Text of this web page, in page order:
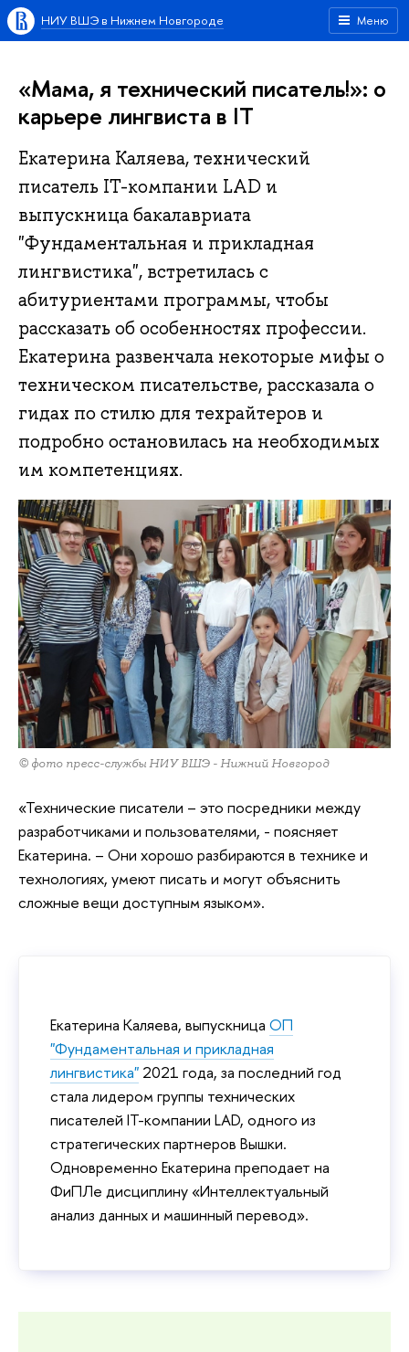
Меню
НИУ ВШЭ в Нижнем Новгороде
«Мама, я технический писатель!»: о
карьере лингвиста в IT
Екатерина Каляева, технический
писатель IT-компании LAD и
выпускница бакалавриата
"Фундаментальная и прикладная
лингвистика", встретилась с
абитуриентами программы, чтобы
рассказать об особенностях профессии.
Екатерина развенчала некоторые мифы о
техническом писательстве, рассказала о
гидах по стилю для техрайтеров и
подробно остановилась на необходимых
им компетенциях.
© фото пресс-службы НИУ ВШЭ - Нижний Новгород
«Технические писатели – это посредники между
разработчиками и пользователями, - поясняет
Екатерина. – Они хорошо разбираются в технике и
технологиях, умеют писать и могут объяснить
сложные вещи доступным языком».
Екатерина Каляева, выпускница ОП
"Фундаментальная и прикладная
лингвистика" 2021 года, за последний год
стала лидером группы технических
писателей IT-компании LAD, одного из
стратегических партнеров Вышки.
Одновременно Екатерина преподает на
ФиПЛе дисциплину «Интеллектуальный
анализ данных и машинный перевод».